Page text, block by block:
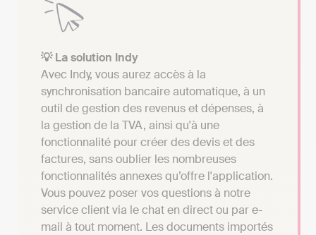
💡 La solution Indy
Avec Indy, vous aurez accès à la
synchronisation bancaire automatique, à un
outil de gestion des revenus et dépenses, à
la gestion de la TVA, ainsi qu'à une
fonctionnalité pour créer des devis et des
factures, sans oublier les nombreuses
fonctionnalités annexes qu’offre l'application.
Vous pouvez poser vos questions à notre
service client via le chat en direct ou par e-
mail à tout moment. Les documents importés